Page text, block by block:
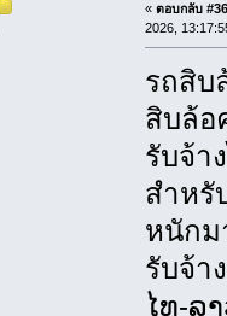
« ตอบกลับ
2026,
รถสิบ
สิบล้อ
รับจ้า
สำหรั
หนักม
รับจ้า
ໄທ-ລ